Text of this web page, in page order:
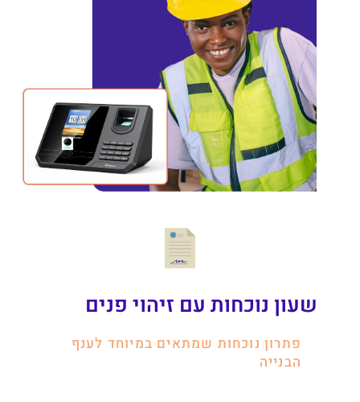
שעון נוכחות עם זיהוי פנים
פתרון נוכחות שמתאים במיוחד לענף
הבנייה